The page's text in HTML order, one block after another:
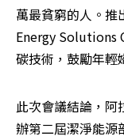
萬最貧窮的人。推
Energy Solutions
碳技術，鼓勵年輕
此次會議結論，阿
辦第二屆潔淨能源